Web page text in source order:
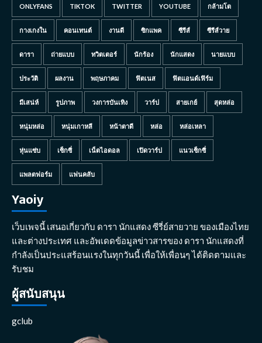
ONLYFANS TIKTOK TWITTER YOUTUBE กล้ามโต
กางเกงใน คอนเทนต์ งานดี ซิกแพค ซีรีส์ ซีรีส์วาย
ดารา ถ่ายแบบ ทวิตเตอร์ นักร้อง นักแสดง นายแบบ
ประวัติ ผลงาน พฤษภาคม ฟิตเนส ฟิตแอนด์เฟิร์ม
มีเสน่ห์ รูปภาพ วงการบันเทิง วาร์ป สายเกย์ สุดหล่อ
หนุ่มหล่อ หนุ่มเกาหลี หน้าตาดี หล่อ หล่อเหลา
หุ่นแซ่บ เซ็กซี่ เน็ตไอดอล เปิดวาร์ป แนวเซ็กซี่
แพลตฟอร์ม แฟนคลับ
Yaoiy
เว็บเพจนี้ เสนอเกี่ยวกับ ดารา นักแสดง ซีรี่ย์สายวาย ของเมืองไทย
และต่างประเทศ และอัพเดดข้อมูลข่าวสารของ ดารา นักแสดงที่
กำลังเป็นประแสร้อนแรงในทุกวันนี้ เพื่อให้เพื่อนๆ ได้ติดตามและ
รับชม
ผู้สนับสนุน
gclub